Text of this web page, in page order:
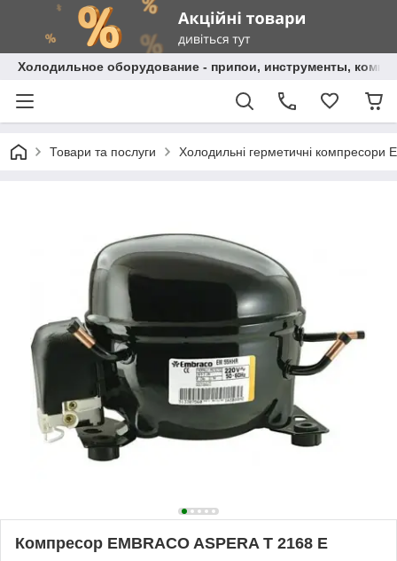
Холодильное оборудование - припои, инструменты,
Товари та послуги Холодильні герметичні компресори
Компресор EMBRACO ASPERA T 2168 E